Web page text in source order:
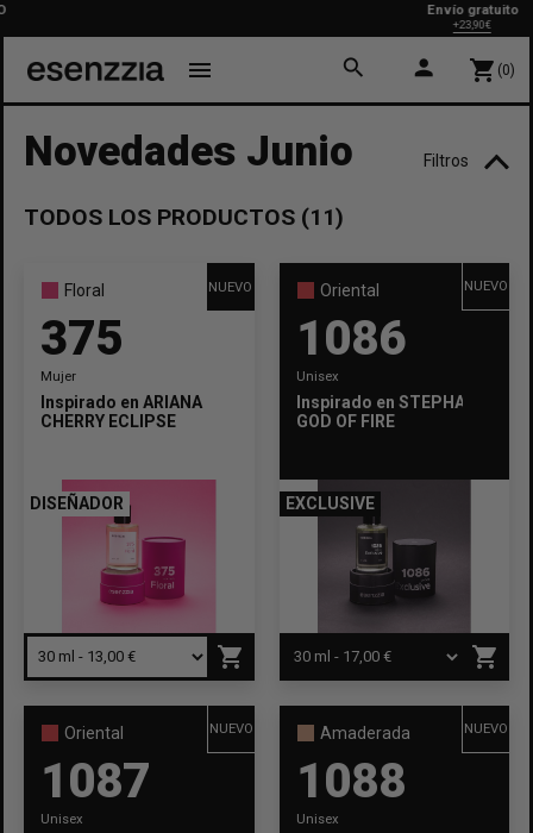
Envío gratuito
+23,90€
menu search person shopping_cart (0)
Novedades Junio Filtros
TEMPORADA
FUERZA
Intenso
Amaderada Floral Oriental
APLICAR FILTROS
TODOS LOS PRODUCTOS (11)
Floral
375
Mujer
Inspirado en ARIANA GRANDE
CHERRY ECLIPSE
NUEVO
DISEÑADOR
shopping_cart
Oriental
1086
Unisex
Inspirado en STEPHANE
GOD OF FIRE
NUEVO
EXCLUSIVE
shopping_cart
Oriental
1087
Unisex
NUEVO Amaderada
1088
Unisex
NUEVO